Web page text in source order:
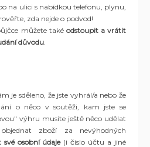
na ulici s nabídkou telefonu, plynu,
zda nejde o podvod!
můžete také odstoupit a vrátit
důvodu.
je sděleno, že jste vyhrál/a nebo že
o něco v soutěži, kam jste se
výhru musíte ještě něco udělat
zboží za nevýhodných
své osobní údaje(i číslo účtu a jiné